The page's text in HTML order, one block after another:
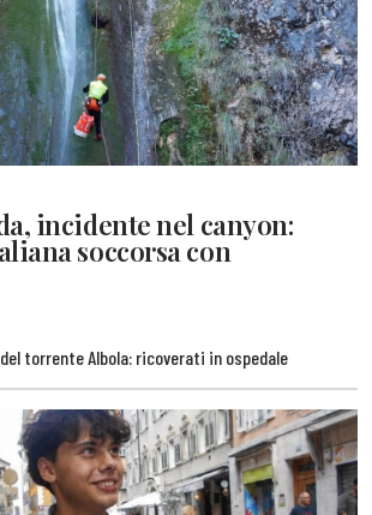
incidente nel canyon:
soccorsa con
torrente Albola: ricoverati in ospedale